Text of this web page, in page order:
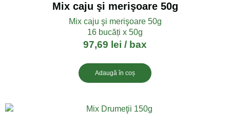
Mix caju şi merişoare 50g
Mix caju şi merişoare 50g
16 bucăți x 50g
97,69 lei / bax
Adaugă în coș